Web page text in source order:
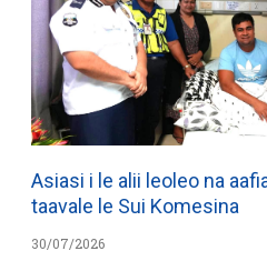
Asiasi i le alii leoleo na
taavale le Sui Komesina
30/07/2026